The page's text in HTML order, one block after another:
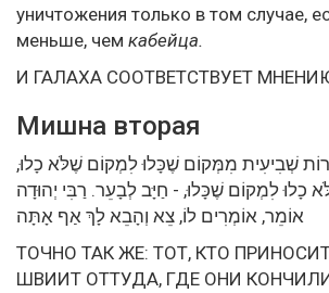
уничтожения только в том случае,
меньше, чем кабейца.
И ГАЛАХА СООТВЕТСТВУЕТ
Мишна вторая
שְׁבִיעִית מִמְּקוֹם שֶׁכָּלוּ לִמְקוֹם שֶׁלֹּא כָלוּ,
כָלוּ לִמְקוֹם שֶׁכָּלוּ, - חַיָּב לְבָעֵר. רַבִּי יְהוּדָה
אוֹמֵר, אוֹמְרִים לוֹ, צֵא וְהָבֵא לָךְ אַף אָתָּה
ТОЧНО ТАК ЖЕ: ТОТ, КТО
ШВИИТ ОТТУДА, ГДЕ ОНИ